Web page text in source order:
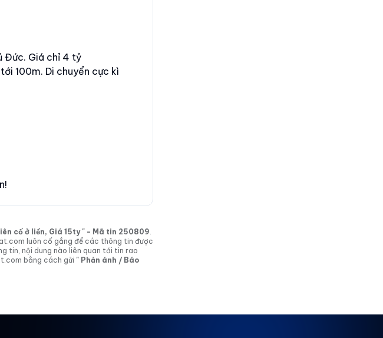
Đức. Giá chỉ 4 tỷ
100m. Di chuyển cực kì
cố ở liền, Giá 15ty " - Mã tin 250809.
luôn cố gắng để các thông tin được
tin, nội dung nào liên quan tới tin rao
bằng cách gửi " Phản ánh / Báo